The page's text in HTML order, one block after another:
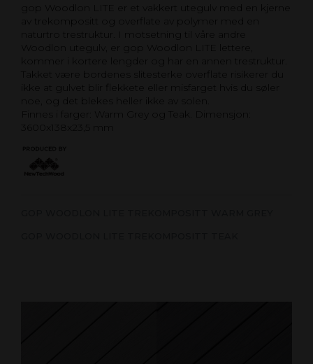
gop Woodlon LITE er et vakkert utegulv med en kjerne
av trekompositt og overflate av polymer med en
naturtro trestruktur. I motsetning til våre andre
Woodlon utegulv, er gop Woodlon LITE lettere,
kommer i kortere lengder og har en annen trestruktur.
Takket være bordenes slitesterke overflate risikerer du
ikke at gulvet blir flekkete eller misfarget hvis du søler
noe, og det blekes heller ikke av solen.
Finnes i farger: Warm Grey og Teak. Dimensjon:
3600x138x23,5 mm